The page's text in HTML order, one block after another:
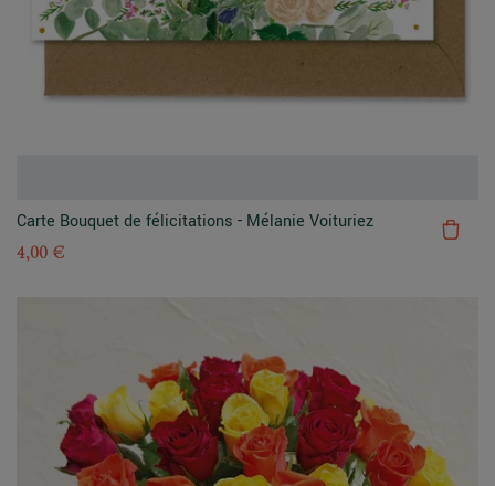
Carte Bouquet de félicitations - Mélanie Voituriez
4,00 €